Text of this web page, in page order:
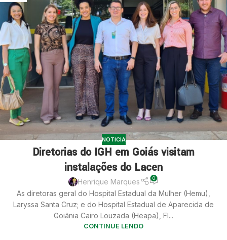
NOTICIA
Diretorias do IGH em Goiás visitam
instalações do Lacen
Henrique Marques 0
As diretoras geral do Hospital Estadual da Mulher (Hemu),
Laryssa Santa Cruz; e do Hospital Estadual de Aparecida de
Goiânia Cairo Louzada (Heapa), Fl...
CONTINUE LENDO